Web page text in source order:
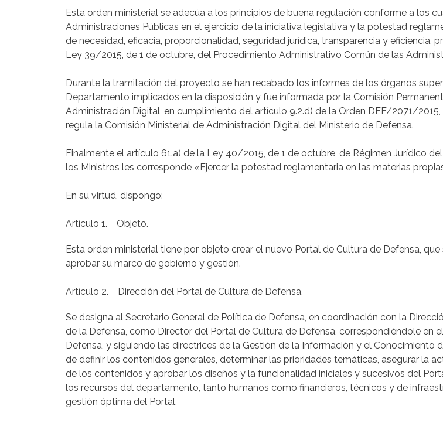
Esta orden ministerial se adecúa a los principios de buena regulación conforme a los
Administraciones Públicas en el ejercicio de la iniciativa legislativa y la potestad
de necesidad, eficacia, proporcionalidad, seguridad jurídica, transparencia y eficiencia,
Ley 39/2015, de 1 de octubre, del Procedimiento Administrativo Común de las
Durante la tramitación del proyecto se han recabado los informes de los órganos
Departamento implicados en la disposición y fue informada por la Comisión
Administración Digital, en cumplimiento del artículo 9.2.d) de la Orden DEF/2071/
regula la Comisión Ministerial de Administración Digital del Ministerio de Defensa.
Finalmente el artículo 61.a) de la Ley 40/2015, de 1 de octubre, de Régimen Jurídico
los Ministros les corresponde «Ejercer la potestad reglamentaria en las materias
En su virtud, dispongo:
Artículo 1. Objeto.
Esta orden ministerial tiene por objeto crear el nuevo Portal de Cultura de Defensa,
aprobar su marco de gobierno y gestión.
Artículo 2. Dirección del Portal de Cultura de Defensa.
Se designa al Secretario General de Política de Defensa, en coordinación con la
de la Defensa, como Director del Portal de Cultura de Defensa, correspondiéndole en
Defensa, y siguiendo las directrices de la Gestión de la Información y el Conocimiento
de definir los contenidos generales, determinar las prioridades temáticas, asegurar la
de los contenidos y aprobar los diseños y la funcionalidad iniciales y sucesivos del
los recursos del departamento, tanto humanos como financieros, técnicos y de
gestión óptima del Portal.